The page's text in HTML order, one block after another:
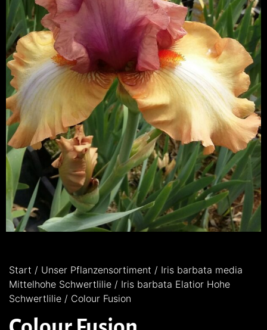
Start / Unser Pflanzensortiment / Iris barbata media
Mittelhohe Schwertlilie / Iris barbata Elatior Hohe
Schwertlilie / Colour Fusion